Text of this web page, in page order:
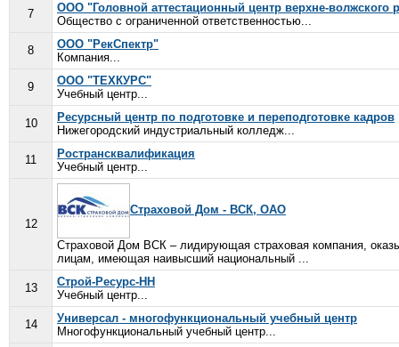
7
ООО "Головной аттестационный центр верхне-волжского
Общество с ограниченной ответственностью...
8
ООО "РекСпектр"
Компания...
9
ООО "ТЕХКУРС"
Учебный центр...
10
Ресурсный центр по подготовке и переподготовке кадров
Нижегородский индустриальный колледж...
11
Ространсквалификация
Учебный центр...
12
Страховой Дом - ВСК, ОАО
Страховой Дом ВСК – лидирующая страховая компания,
лицам, имеющая наивысший национальный ...
13
Строй-Ресурс-НН
Учебный центр...
14
Универсал - многофункциональный учебный центр
Многофункциональный учебный центр...